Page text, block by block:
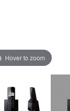
Hover to zoom